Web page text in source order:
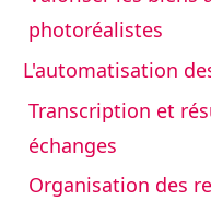
photoréalistes
L'automatisation
Transcription et
échanges
Organisation des